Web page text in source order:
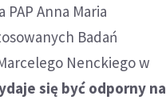
PAP Anna Maria
Badań
Nenckiego w
się być odporny na